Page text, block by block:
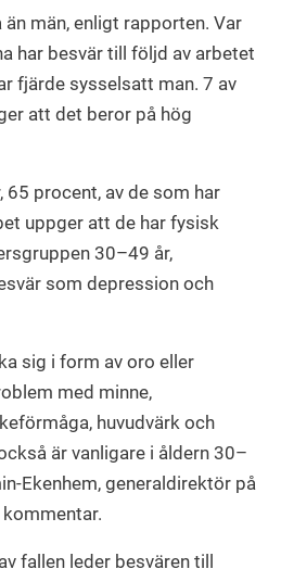
män, enligt rapporten. Var
har besvär till följd av arbetet
fjärde sysselsatt man. 7 av
att det beror på hög
65 procent, av de som har
uppger att de har fysisk
30–49 år,
som depression och
sig i form av oro eller
med minne,
huvudvärk och
är vanligare i åldern 30–
Ekenhem, generaldirektör på
fallen leder besvären till